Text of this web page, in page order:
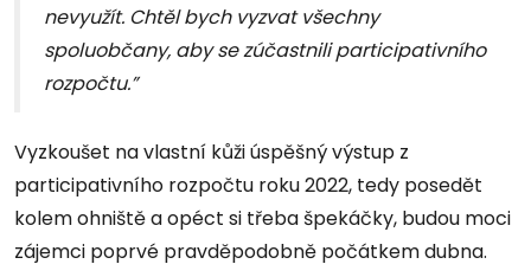
nevyužít. Chtěl bych vyzvat všechny
spoluobčany, aby se zúčastnili participativního
rozpočtu.”
Vyzkoušet na vlastní kůži úspěšný výstup z
participativního rozpočtu roku 2022, tedy posedět
kolem ohniště a opéct si třeba špekáčky, budou moci
zájemci poprvé pravděpodobně počátkem dubna.